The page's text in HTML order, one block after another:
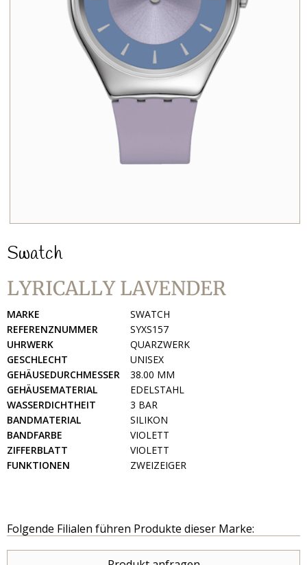
Swatch
LYRICALLY LAVENDER
MARKE
SWATCH
REFERENZNUMMER
SYXS157
UHRWERK
QUARZWERK
GESCHLECHT
UNISEX
GEHÄUSEDURCHMESSER
38.00 MM
GEHÄUSEMATERIAL
EDELSTAHL
WASSERDICHTHEIT
3 BAR
BANDMATERIAL
SILIKON
BANDFARBE
VIOLETT
ZIFFERBLATT
VIOLETT
FUNKTIONEN
ZWEIZEIGER
Folgende Filialen führen Produkte dieser Marke: